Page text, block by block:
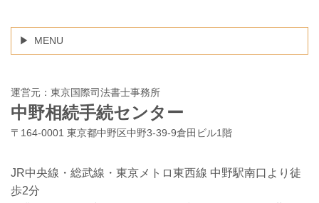
MENU
運営元：東京国際司法書士事務所
中野相続手続センター
〒164-0001 東京都中野区中野3-39-9倉田ビル1階
JR中央線・総武線・東京メトロ東西線 中野駅南口より徒
歩2分